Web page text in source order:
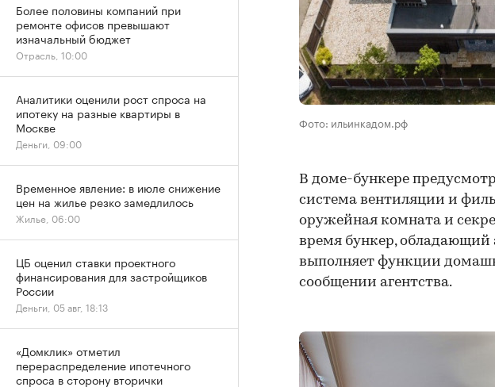
Фото: ильинкадом.рф
В доме-бункере
система вентиляции и
оружейная комната и
время бункер, обладающий
выполняет функции
сообщении агентства.
Более половины компаний при
ремонте офисов превышают
изначальный бюджет
Отрасль, 10:00
Аналитики оценили рост спроса на
ипотеку на разные квартиры в
Москве
Деньги, 09:00
Временное явление: в июле снижение
цен на жилье резко замедлилось
Жилье, 06:00
ЦБ оценил ставки проектного
финансирования для застройщиков
России
Деньги, 05 авг, 18:13
«Домклик» отметил
перераспределение ипотечного
спроса в сторону вторички